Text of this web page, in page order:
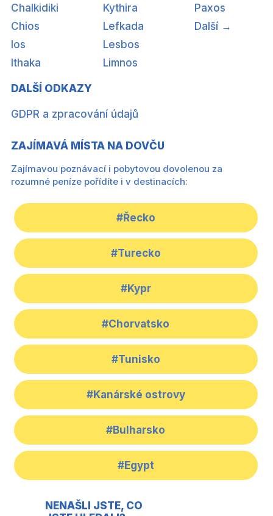
Chalkidiki
Chios
Ios
Ithaka
Kythira
Lefkada
Lesbos
Limnos
Paxos
Další →
DALŠÍ ODKAZY
GDPR a zpracování údajů
ZAJÍMAVÁ MÍSTA NA DOVČU
Zajímavou poznávací i pobytovou dovolenou za
rozumné peníze pořídíte i v destinacích:
#Řecko
#Turecko
#Kypr
#Chorvatsko
#Tunisko
#Kanárské ostrovy
#Bulharsko
#Egypt
NENAŠLI JSTE, CO